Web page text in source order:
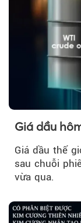
Giá dầu
Giá dầu thế
sau chuỗi
vừa qua.